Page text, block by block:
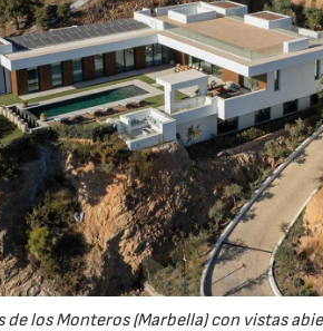
de los Monteros (Marbella) con vistas